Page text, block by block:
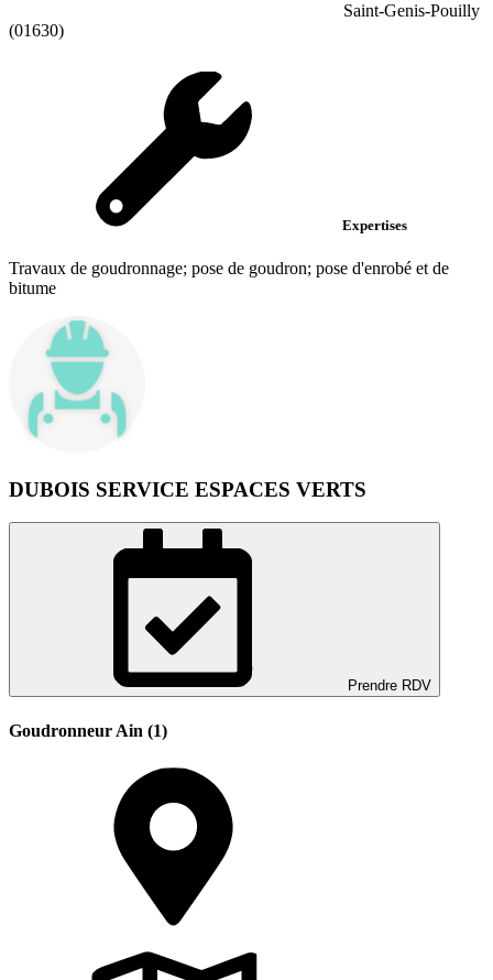
Saint-Genis-Pouilly
(01630)
Expertises
Travaux de goudronnage; pose de goudron; pose d'enrobé et de
bitume
DUBOIS SERVICE ESPACES VERTS
Prendre RDV
Goudronneur Ain (1)